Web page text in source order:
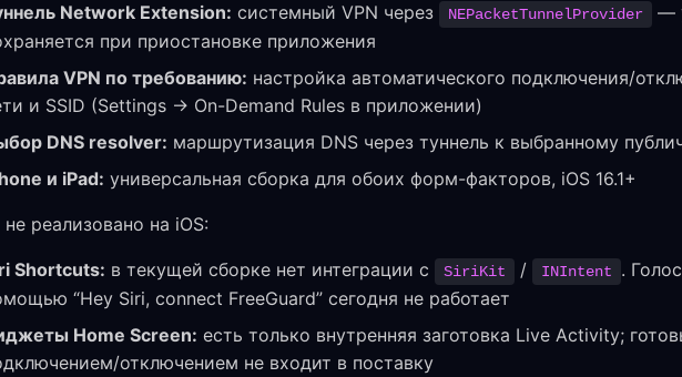
Network Extension: системный VPN через NEPacketTunnelProvider
—
при приостановке приложения
VPN по требованию: настройка автоматического подключения/
и SSID (Settings → On-Demand Rules в приложении)
DNS resolver: маршрутизация DNS через туннель к выбранному
и iPad: универсальная сборка для обоих форм-факторов, iOS 16.1+
реализовано на iOS:
Shortcuts: в текущей сборке нет интеграции с SiriKit / INIntent
.
“Hey Siri, connect FreeGuard” сегодня не работает
Home Screen: есть только внутренняя заготовка Live Activity;
отключением не входит в поставку